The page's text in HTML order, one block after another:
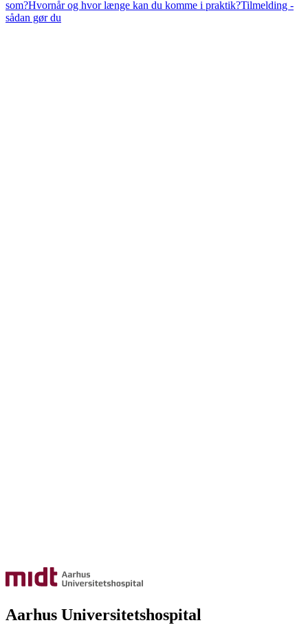
som?Hvornår og hvor længe kan du komme i praktik?Tilmelding -
sådan gør du
Aarhus Universitetshospital